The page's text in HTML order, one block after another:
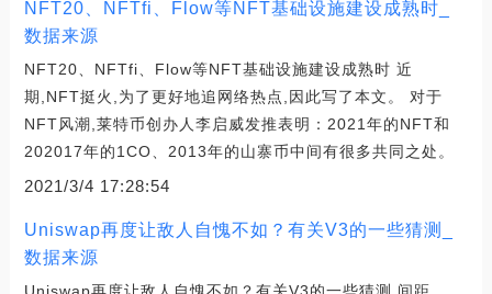
NFT20、NFTfi、Flow等NFT基础设施建设成熟时_
数据来源
NFT20、NFTfi、Flow等NFT基础设施建设成熟时 近
期,NFT挺火,为了更好地追网络热点,因此写了本文。 对于
NFT风潮,莱特币创办人李启威发推表明：2021年的NFT和
202017年的1CO、2013年的山寨币中间有很多共同之处。
2021/3/4 17:28:54
Uniswap再度让敌人自愧不如？有关V3的一些猜测_
数据来源